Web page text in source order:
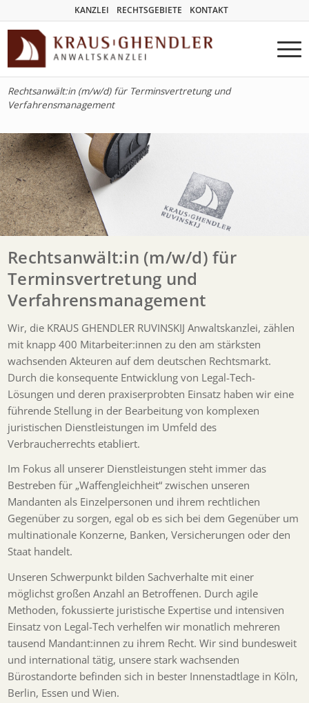
KANZLEI RECHTSGEBIETE KONTAKT
Rechtsanwält:in (m/w/d) für Terminsvertretung und
Verfahrensmanagement
Rechtsanwält:in (m/w/d) für
Terminsvertretung und
Verfahrensmanagement
Wir, die KRAUS GHENDLER RUVINSKIJ Anwaltskanzlei, zählen
mit knapp 400 Mitarbeiter:innen zu den am stärksten
wachsenden Akteuren auf dem deutschen Rechtsmarkt.
Durch die konsequente Entwicklung von Legal-Tech-
Lösungen und deren praxiserprobten Einsatz haben wir eine
führende Stellung in der Bearbeitung von komplexen
juristischen Dienstleistungen im Umfeld des
Verbraucherrechts etabliert.
Im Fokus all unserer Dienstleistungen steht immer das
Bestreben für „Waffengleichheit“ zwischen unseren
Mandanten als Einzelpersonen und ihrem rechtlichen
Gegenüber zu sorgen, egal ob es sich bei dem Gegenüber um
multinationale Konzerne, Banken, Versicherungen oder den
Staat handelt.
Unseren Schwerpunkt bilden Sachverhalte mit einer
möglichst großen Anzahl an Betroffenen. Durch agile
Methoden, fokussierte juristische Expertise und intensiven
Einsatz von Legal-Tech verhelfen wir monatlich mehreren
tausend Mandant:innen zu ihrem Recht. Wir sind bundesweit
und international tätig, unsere stark wachsenden
Bürostandorte befinden sich in bester Innenstadtlage in Köln,
Berlin, Essen und Wien.